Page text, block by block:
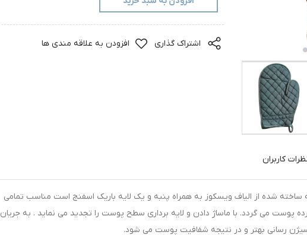
اشتراک گذاری افزودن به علاقه مندی ها
کاربران
شده از الیاف ویسکوز به همراه پنبه و یک لایه باریک اسفنج است مناسب تمامی
پوست می گردد. با ماساژ دادن و لایه برداری سطح پوست را تجدید می نماید . به جریان
رسانی بهتر و در نتیجه شفافیت پوست می شود.